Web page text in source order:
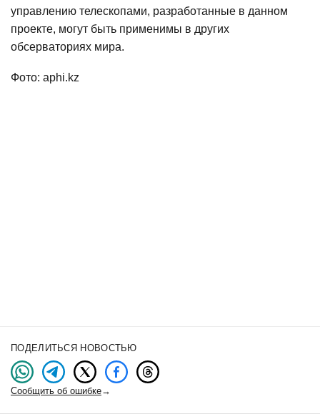
управлению телескопами, разработанные в данном
проекте, могут быть применимы в других
обсерваториях мира.
Фото: aphi.kz
ПОДЕЛИТЬСЯ НОВОСТЬЮ
Сообщить об ошибке→